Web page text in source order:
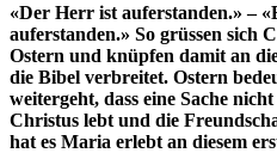
«Der Herr ist auferstanden.» –
auferstanden.» So grüssen sich
Ostern und knüpfen damit an
die Bibel verbreitet. Ostern
weitergeht, dass eine Sache
Christus lebt und die
hat es Maria erlebt an diesem